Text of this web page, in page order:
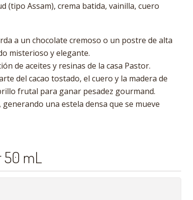
(tipo Assam), crema batida, vainilla, cuero
a un chocolate cremoso o un postre de alta
misterioso y elegante.
de aceites y resinas de la casa Pastor.
del cacao tostado, el cuero y la madera de
frutal para ganar pesadez gourmand.
una estela densa que se mueve
50 mL